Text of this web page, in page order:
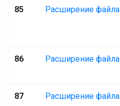
85 Расширение файла
86 Расширение файла
87 Расширение файла